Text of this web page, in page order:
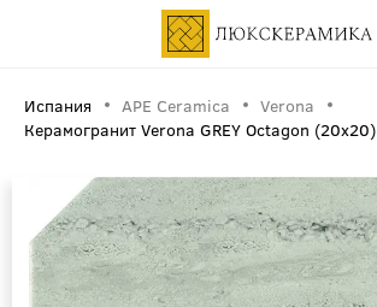
Испания APE Ceramica
Verona
Керамогранит Verona GREY Octagon (20x20)